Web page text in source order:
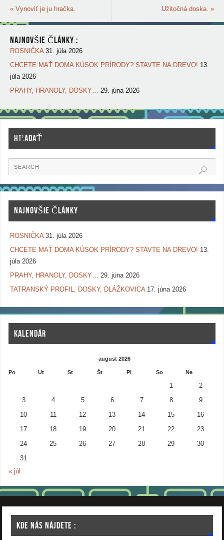
«Vynoviť je ju hračka. Užitočná doska.»
NAJNOVŠIE ČLÁNKY :
ROSNIČKA 31. júla 2026
CHCETE MAŤ DOMA KÚSOK PRÍRODY? STAVTE NA DREVO! 13.
júla 2026
PRAHY, HRANOLY, DOSKY… 29. júna 2026
HĽADAŤ
NAJNOVŠIE ČLÁNKY
ROSNIČKA 31. júla 2026
CHCETE MAŤ DOMA KÚSOK PRÍRODY? STAVTE NA DREVO! 13.
júla 2026
PRAHY, HRANOLY, DOSKY… 29. júna 2026
TATRANSKÝ PROFIL, DOSKY, DLÁŽKOVICA 17. júna 2026
KALENDÁR
august 2026
Po Ut St Št Pi So Ne
1 2
3 4 5 6 7 8 9
10 11 12 13 14 15 16
17 18 19 20 21 22 23
24 25 26 27 28 29 30
31
« júl
KDE NÁS NÁJDETE :